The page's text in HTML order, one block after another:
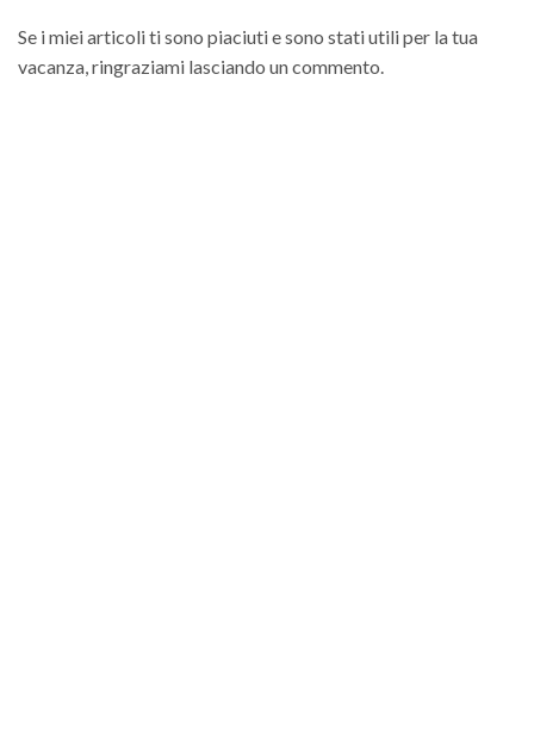
Se i miei articoli ti sono piaciuti e sono stati utili per la tua
vacanza, ringraziami lasciando un commento.